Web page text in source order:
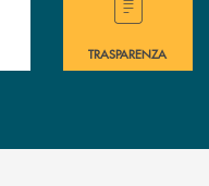
TRASPARENZA